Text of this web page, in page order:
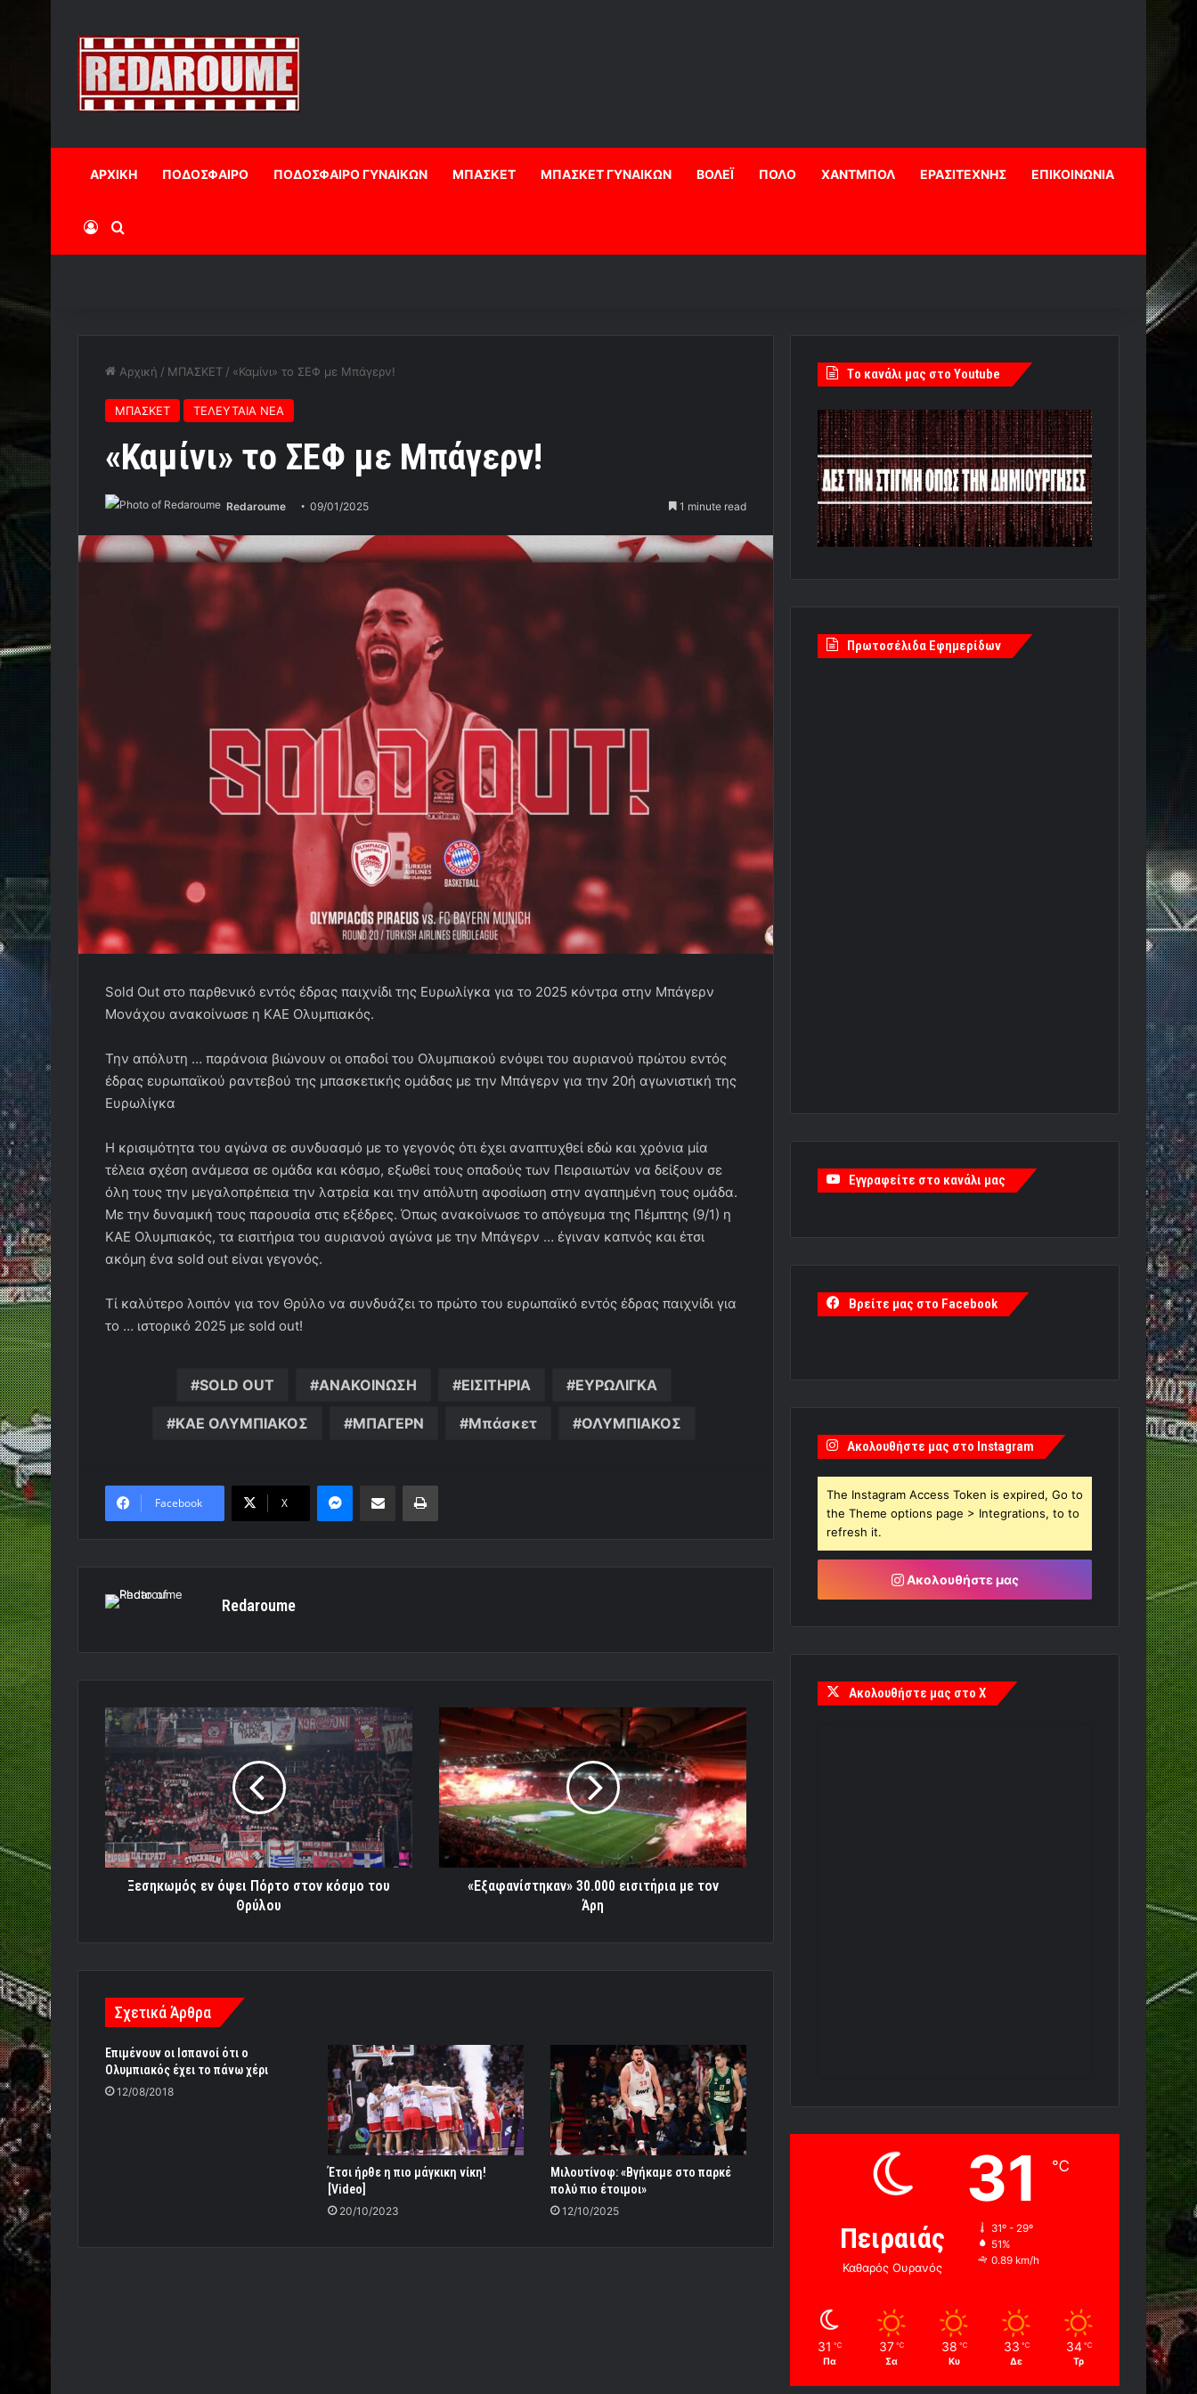
ΑΡΧΙΚΗ ΠΟΔΟΣΦΑΙΡΟ ΠΟΔΟΣΦΑΙΡΟ ΓΥΝΑΙΚΩΝ ΜΠΑΣΚΕΤ ΜΠΑΣΚΕΤ ΓΥΝΑΙΚΩΝ ΒΟΛΕΪ ΠΟΛΟ ΧΑΝΤΜΠΟΛ ΕΡΑΣΙΤΕΧΝΗΣ ΕΠΙΚΟΙΝΩΝΙΑ
Log InΑναζήτηση
Αρχική / ΜΠΑΣΚΕΤ / «Καμίνι» το ΣΕΦ με Μπάγερν!
ΜΠΑΣΚΕΤ ΤΕΛΕΥΤΑΙΑ ΝΕΑ
«Καμίνι» το ΣΕΦ με Μπάγερν!
Redaroume 09/01/2025 1 minute read
Sold Out στο παρθενικό εντός έδρας παιχνίδι της Ευρωλίγκα για το 2025 κόντρα στην Μπάγερν
Μονάχου ανακοίνωσε η ΚΑΕ Ολυμπιακός.
Την απόλυτη … παράνοια βιώνουν οι οπαδοί του Ολυμπιακού ενόψει του αυριανού πρώτου εντός
έδρας ευρωπαϊκού ραντεβού της μπασκετικής ομάδας με την Μπάγερν για την 20ή αγωνιστική της
Ευρωλίγκα
Η κρισιμότητα του αγώνα σε συνδυασμό με το γεγονός ότι έχει αναπτυχθεί εδώ και χρόνια μία
τέλεια σχέση ανάμεσα σε ομάδα και κόσμο, εξωθεί τους οπαδούς των Πειραιωτών να δείξουν σε
όλη τους την μεγαλοπρέπεια την λατρεία και την απόλυτη αφοσίωση στην αγαπημένη τους ομάδα.
Με την δυναμική τους παρουσία στις εξέδρες. Όπως ανακοίνωσε το απόγευμα της Πέμπτης (9/1) η
ΚΑΕ Ολυμπιακός, τα εισιτήρια του αυριανού αγώνα με την Μπάγερν … έγιναν καπνός και έτσι
ακόμη ένα sold out είναι γεγονός.
Τί καλύτερο λοιπόν για τον Θρύλο να συνδυάζει το πρώτο του ευρωπαϊκό εντός έδρας παιχνίδι για
το … ιστορικό 2025 με sold out!
SOLD OUT ΑΝΑΚΟΙΝΩΣΗ ΕΙΣΙΤΗΡΙΑ ΕΥΡΩΛΙΓΚΑ
ΚΑΕ ΟΛΥΜΠΙΑΚΟΣ ΜΠΑΓΕΡΝ Μπάσκετ ΟΛΥΜΠΙΑΚΟΣ
Facebook X
MessengerΚοινοποίηση μέσω ηλεκτρονικού ταχυδρομείουΕκτύπωση
Redaroume
Ξεσηκωμός
εν
Πόρτο
στον
κόσμο
του
Θρύλου
Ξεσηκωμός εν όψει Πόρτο στον κόσμο του
Θρύλου
«Εξαφανίστηκαν»
30.000
εισιτήρια
με
τον
Άρη
«Εξαφανίστηκαν» 30.000 εισιτήρια με τον
Άρη
Σχετικά Άρθρα
Επιμένουν οι Ισπανοί ότι ο
Ολυμπιακός έχει το πάνω χέρι
12/08/2018
Έτσι ήρθε η πιο μάγκικη νίκη!
[Video]
20/10/2023
Μιλουτίνοφ: «Βγήκαμε στο παρκέ
πολύ πιο έτοιμοι»
12/10/2025
Tο κανάλι μας στο Youtube
Πρωτοσέλιδα Εφημερίδων
Εγγραφείτε στο κανάλι μας
Βρείτε μας στο Facebook
Ακολουθήστε μας στο Instagram
The Instagram Access Token is expired, Go to
the Theme options page > Integrations, to to
refresh it.
Ακολουθήστε μας
Ακολουθήστε μας στο X
Πειραιάς
Καθαρός Ουρανός
31 ℃
31º - 29º
51%
0.89 km/h
31 ℃
Πα
37 ℃
Σα
38 ℃
Κυ
33 ℃
Δε
34 ℃
Τρ